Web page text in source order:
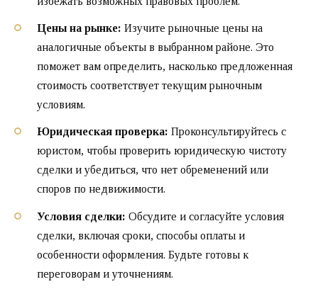
Цены на рынке: Изучите рыночные цены на
аналогичные объекты в выбранном районе. Это
поможет вам определить, насколько предложенная
стоимость соответствует текущим рыночным
условиям.
Юридическая проверка: Проконсультируйтесь с
юристом, чтобы проверить юридическую чистоту
сделки и убедиться, что нет обременений или
споров по недвижимости.
Условия сделки: Обсудите и согласуйте условия
сделки, включая сроки, способы оплаты и
особенности оформления. Будьте готовы к
переговорам и уточнениям.